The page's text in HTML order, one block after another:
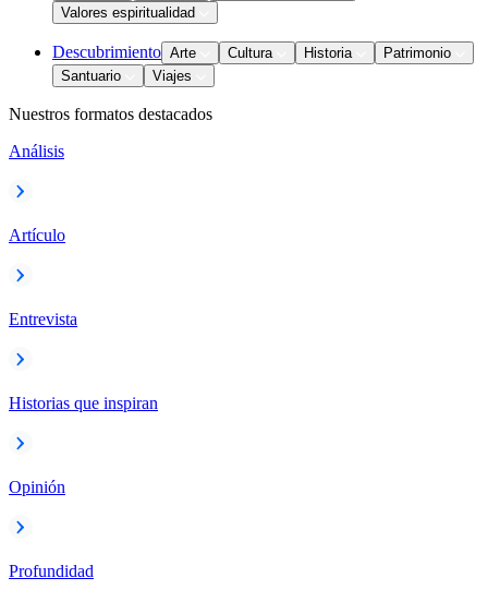
Valores espiritualidad
Descubrimiento Arte Cultura Historia
Patrimonio
Santuario
Viajes
Nuestros formatos destacados
Análisis
Artículo
Entrevista
Historias que inspiran
Opinión
Profundidad